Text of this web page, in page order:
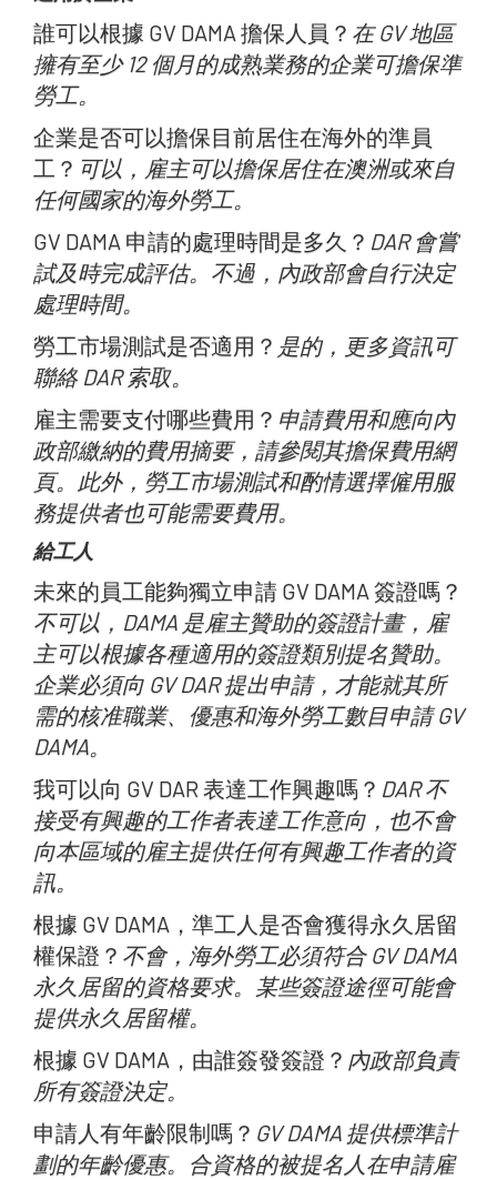
誰可以根據 GV DAMA 擔保人員？ 在 GV 地區
擁有至少 12 個月的成熟業務的企業可擔保準
勞工。
企業是否可以擔保目前居住在海外的準員
工？ 可以，雇主可以擔保居住在澳洲或來自
任何國家的海外勞工。
GV DAMA 申請的處理時間是多久？ DAR 會嘗
試及時完成評估。不過，內政部會自行決定
處理時間。
勞工市場測試是否適用？ 是的，更多資訊可
聯絡 DAR 索取。
雇主需要支付哪些費用？ 申請費用和應向內
政部繳納的費用摘要，請參閱其擔保費用網
頁。此外，勞工市場測試和酌情選擇僱用服
務提供者也可能需要費用。
給工人
未來的員工能夠獨立申請 GV DAMA 簽證嗎？
不可以，DAMA 是雇主贊助的簽證計畫，雇
主可以根據各種適用的簽證類別提名贊助。
企業必須向 GV DAR 提出申請，才能就其所
需的核准職業、優惠和海外勞工數目申請 GV
DAMA。
我可以向 GV DAR 表達工作興趣嗎？ DAR 不
接受有興趣的工作者表達工作意向，也不會
向本區域的雇主提供任何有興趣工作者的資
訊。
根據 GV DAMA，準工人是否會獲得永久居留
權保證？ 不會，海外勞工必須符合 GV DAMA
永久居留的資格要求。某些簽證途徑可能會
提供永久居留權。
根據 GV DAMA，由誰簽發簽證？ 內政部負責
所有簽證決定。
申請人有年齡限制嗎？ GV DAMA 提供標準計
劃的年齡優惠。合資格的被提名人在申請雇